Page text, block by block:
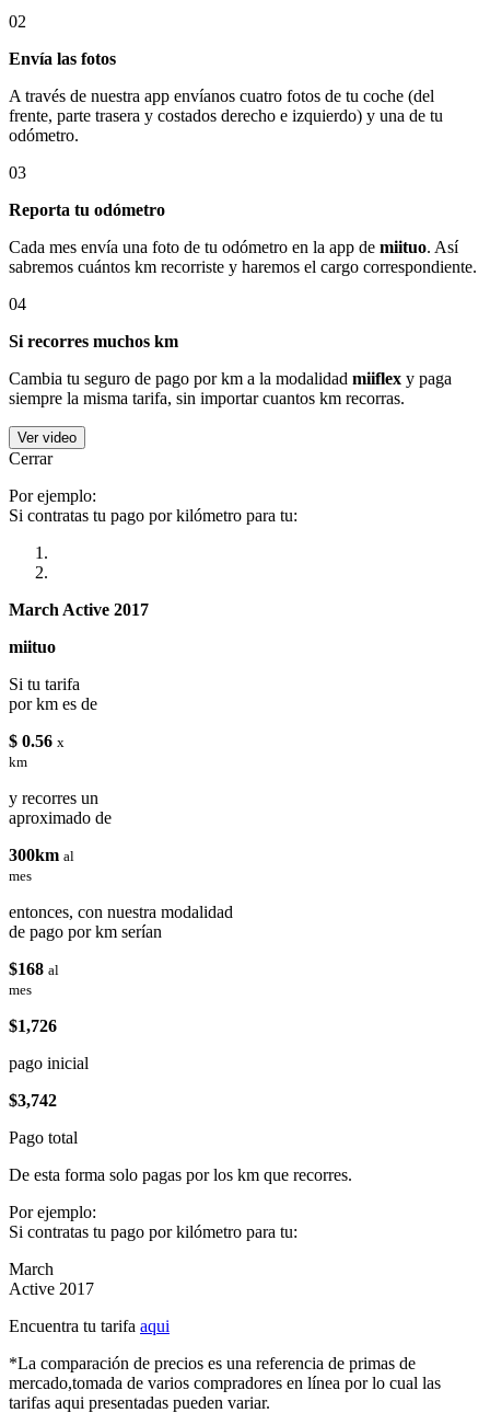
02
Envía las fotos
A través de nuestra app envíanos cuatro fotos de tu coche (del
frente, parte trasera y costados derecho e izquierdo) y una de tu
odómetro.
03
Reporta tu odómetro
Cada mes envía una foto de tu odómetro en la app de miituo. Así
sabremos cuántos km recorriste y haremos el cargo correspondiente.
04
Si recorres muchos km
Cambia tu seguro de pago por km a la modalidad miiflex y paga
siempre la misma tarifa, sin importar cuantos km recorras.
Ver video
Cerrar
Por ejemplo:
Si contratas tu pago por kilómetro para tu:
March Active 2017
miituo
Si tu tarifa
por km es de
$ 0.56 x
km
y recorres un
aproximado de
300km al
mes
entonces, con nuestra modalidad
de pago por km serían
$168 al
mes
$1,726
pago inicial
$3,742
Pago total
De esta forma solo pagas por los km que recorres.
Por ejemplo:
Si contratas tu pago por kilómetro para tu:
March
Active 2017
Encuentra tu tarifa aqui
*La comparación de precios es una referencia de primas de
mercado,tomada de varios compradores en línea por lo cual las
tarifas aqui presentadas pueden variar.